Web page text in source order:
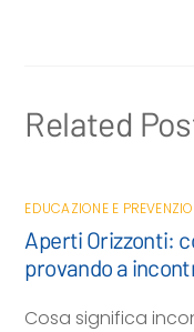
Related
EDUCAZIONE E
Aperti Orizzonti:
provando a
Cosa significa